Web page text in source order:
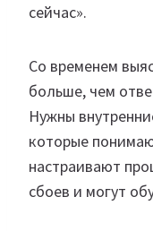
сейчас».
Со временем
больше, чем
Нужны
которые
настраивают
сбоев и могут